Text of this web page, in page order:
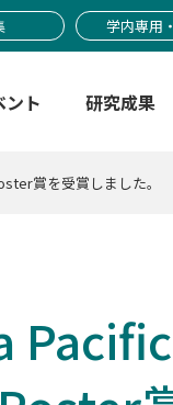
ント 研究成果
学内専用
賞を受賞しました。